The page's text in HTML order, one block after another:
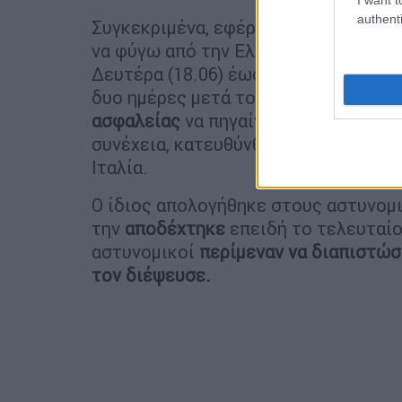
Συγκεκριμένα, εφέρετο να γράφει
να φύγω από την Ελλάδα». Τα
Δευτέρα (18.06) έως και τις 04.30
δυο ημέρες μετά το έγκλημα ο
ασφαλείας να πηγαίνει σε ένα
συνέχεια, κατευθύνθηκε σε
Ιταλία.
Ο ίδιος απολογήθηκε στους
την αποδέχτηκε επειδή το
αστυνομικοί περίμεναν να
τον διέψευσε.